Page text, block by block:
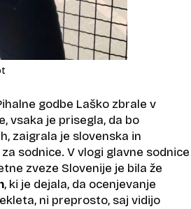
godbe Laško zbrale v
vsaka je prisegla, da bo
zaigrala je slovenska in
sodnice. V vlogi glavne sodnice
zveze Slovenije je bila že
, ki je dejala, da ocenjevanje
ni preprosto, saj vidijo